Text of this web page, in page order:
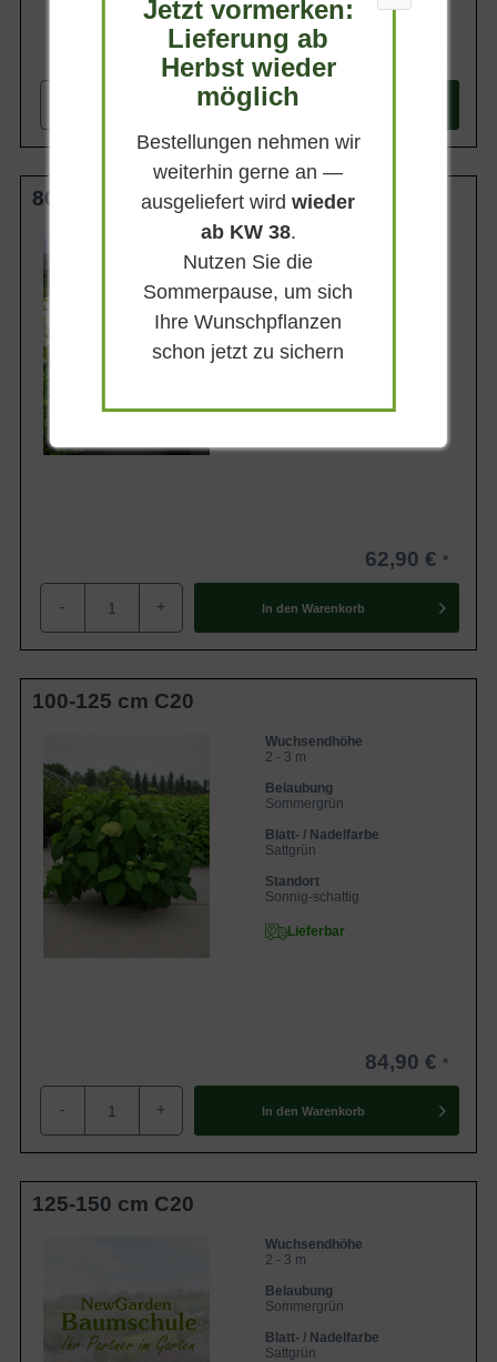
In den
80-100 cm C20
Wuchsendhöhe
2 - 3 m
Belaubung
Sommergrün
Blatt- / Nadelfarbe
Sattgrün
62,90 €
- + In den Warenkorb
100-125 cm C20
Wuchsendhöhe
2 - 3 m
Belaubung
Sommergrün
Blatt- / Nadelfarbe
Sattgrün
Standort
Sonnig-schattig
Lieferbar
84,90 €
- + In den Warenkorb
125-150 cm C20
Wuchsendhöhe
2 - 3 m
Belaubung
Sommergrün
Blatt- / Nadelfarbe
Sattgrün
Jetzt vormerken:
Lieferung ab
Herbst wieder
möglich
Bestellungen nehmen wir
weiterhin gerne an —
ausgeliefert wirdwieder
ab KW 38.
Nutzen Sie die
Sommerpause, um sich
Ihre Wunschpflanzen
schon jetzt zu sichern